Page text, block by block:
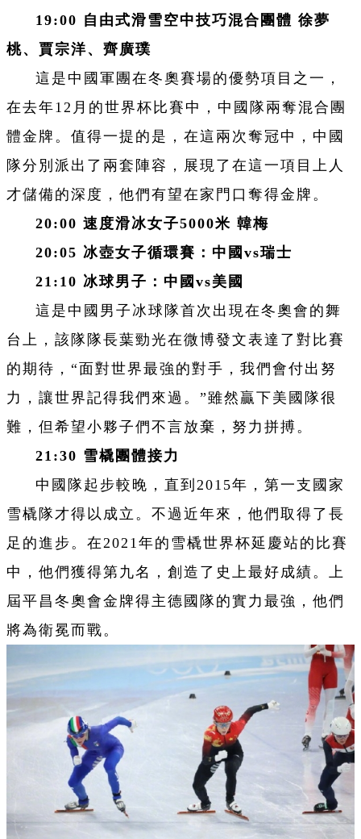
19:00 自由式滑雪空中技巧混合團體 徐夢
桃、賈宗洋、齊廣璞
這是中國軍團在冬奧賽場的優勢項目之一，
在去年12月的世界杯比賽中，中國隊兩奪混合團
體金牌。值得一提的是，在這兩次奪冠中，中國
隊分別派出了兩套陣容，展現了在這一項目上人
才儲備的深度，他們有望在家門口奪得金牌。
20:00 速度滑冰女子5000米 韓梅
20:05 冰壺女子循環賽：中國vs瑞士
21:10 冰球男子：中國vs美國
這是中國男子冰球隊首次出現在冬奧會的舞
台上，該隊隊長葉勁光在微博發文表達了對比賽
的期待，“面對世界最強的對手，我們會付出努
力，讓世界記得我們來過。”雖然贏下美國隊很
難，但希望小夥子們不言放棄，努力拼搏。
21:30 雪橇團體接力
中國隊起步較晚，直到2015年，第一支國家
雪橇隊才得以成立。不過近年來，他們取得了長
足的進步。在2021年的雪橇世界杯延慶站的比賽
中，他們獲得第九名，創造了史上最好成績。上
屆平昌冬奧會金牌得主德國隊的實力最強，他們
將為衛冕而戰。